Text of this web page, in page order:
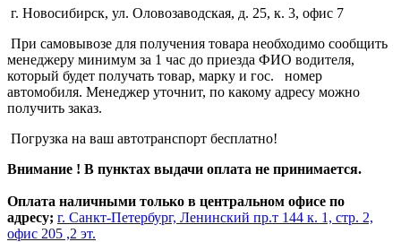
г. Новосибирск, ул. Оловозаводская, д. 25, к. 3, офис 7
При самовывозе для получения товара необходимо сообщить
менеджеру минимум за 1 час до приезда ФИО водителя,
который будет получать товар, марку и гос. номер
автомобиля. Менеджер уточнит, по какому адресу можно
получить заказ.
Погрузка на ваш автотранспорт бесплатно!
Внимание ! В пунктах выдачи оплата не принимается.
Оплата наличными только в центральном офисе по
адресу; г. Санкт-Петербург, Ленинский пр.т 144 к. 1, стр. 2,
офис 205 ,2 эт.